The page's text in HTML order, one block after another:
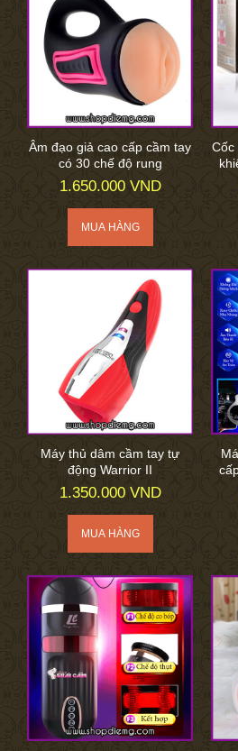
Âm đạo giả cao cấp cầm tay
có 30 chế độ rung
1.650.000 VND
Cốc
Máy thủ dâm cầm tay tự
động Warrior II
1.350.000 VND